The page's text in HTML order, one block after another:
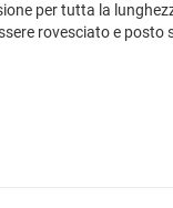
per tutta la
rovesciato e